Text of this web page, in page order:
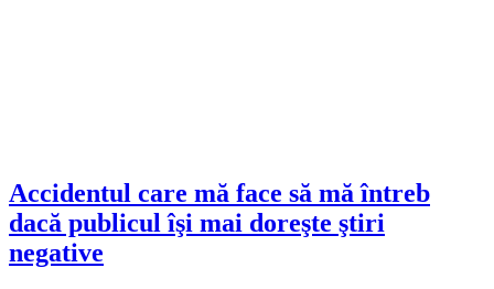
Accidentul care mă face să mă întreb
dacă publicul îşi mai doreşte ştiri
negative